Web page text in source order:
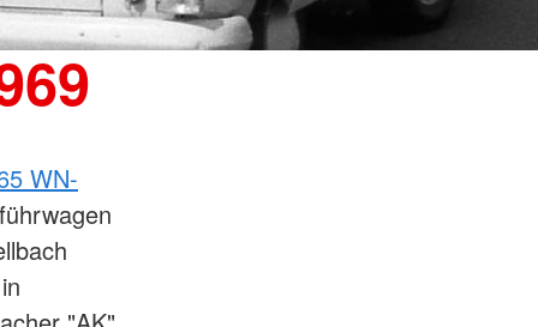
WN-